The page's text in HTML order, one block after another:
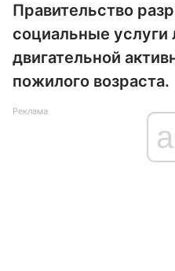
Правительство
социальные услуги
двигательной
пожилого возраста.
Реклама